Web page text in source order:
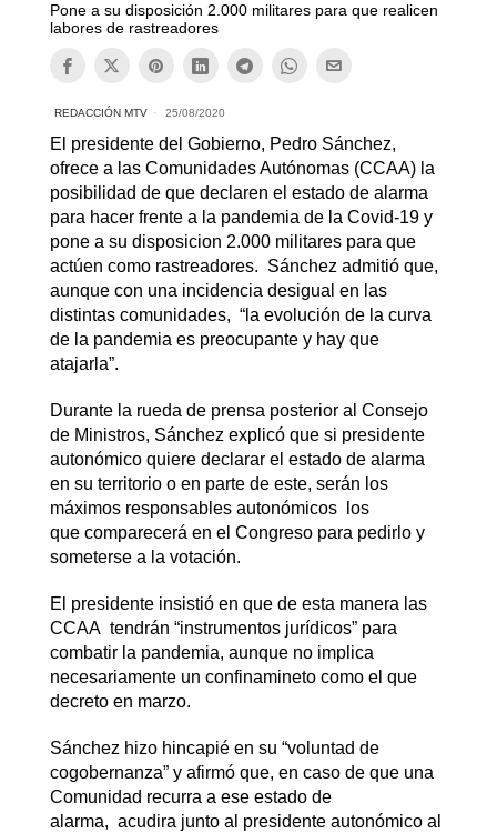
Pone a su disposición 2.000 militares para que realicen
labores de rastreadores
REDACCIÓN MTV 25/08/2020
El presidente del Gobierno, Pedro Sánchez,
ofrece a las Comunidades Autónomas (CCAA) la
posibilidad de que declaren el estado de alarma
para hacer frente a la pandemia de la Covid-19 y
pone a su disposicion 2.000 militares para que
actúen como rastreadores. Sánchez admitió que,
aunque con una incidencia desigual en las
distintas comunidades, “la evolución de la curva
de la pandemia es preocupante y hay que
atajarla”.
Durante la rueda de prensa posterior al Consejo
de Ministros, Sánchez explicó que si presidente
autonómico quiere declarar el estado de alarma
en su territorio o en parte de este, serán los
máximos responsables autonómicos los
que comparecerá en el Congreso para pedirlo y
someterse a la votación.
El presidente insistió en que de esta manera las
CCAA tendrán “instrumentos jurídicos” para
combatir la pandemia, aunque no implica
necesariamente un confinamineto como el que
decreto en marzo.
Sánchez hizo hincapié en su “voluntad de
cogobernanza” y afirmó que, en caso de que una
Comunidad recurra a ese estado de
alarma, acudira junto al presidente autonómico al